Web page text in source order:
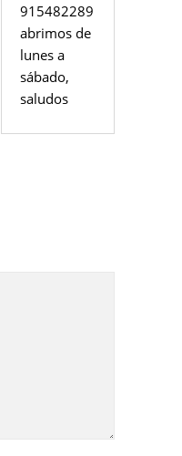
915482289
abrimos de
lunes a
sábado,
saludos